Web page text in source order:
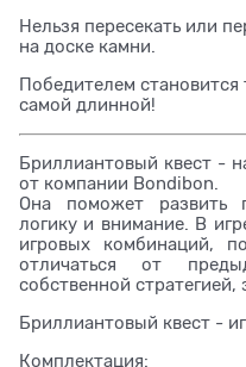
Нельзя пересекать или
на доске камни.
Победителем
самой длинной!
Бриллиантовый квест -
от компании Bondibon.
Она поможет развить
логику и внимание. В
игровых комбинаций,
отличаться от
собственной стратегией,
Бриллиантовый квест -
Комплектация: